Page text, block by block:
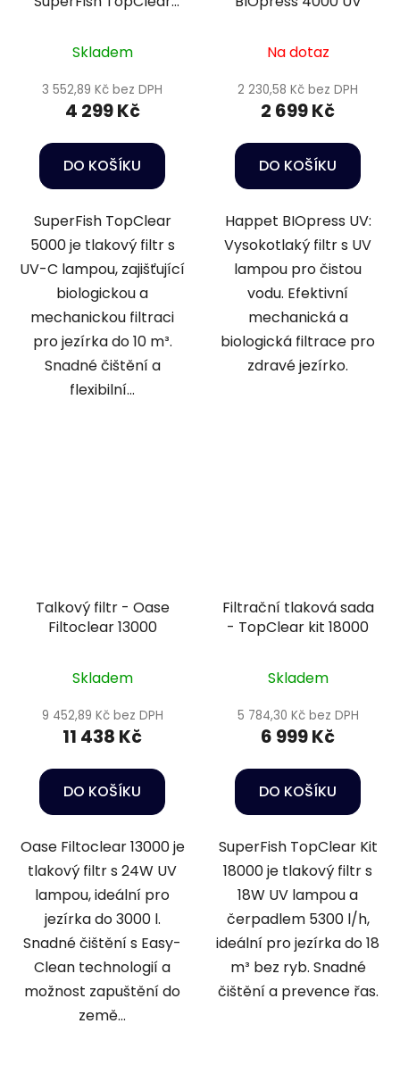
Skladem
3 552,89 Kč bez DPH
4 299 Kč
DO KOŠÍKU
SuperFish TopClear
5000 je tlakový filtr s
UV-C lampou, zajišťující
biologickou a
mechanickou filtraci
pro jezírka do 10 m³.
Snadné čištění a
flexibilní...
Na dotaz
2 230,58 Kč bez DPH
2 699 Kč
DO KOŠÍKU
Happet BIOpress UV:
Vysokotlaký filtr s UV
lampou pro čistou
vodu. Efektivní
mechanická a
biologická filtrace pro
zdravé jezírko.
Talkový filtr - Oase
Filtoclear 13000
Skladem
9 452,89 Kč bez DPH
11 438 Kč
DO KOŠÍKU
Oase Filtoclear 13000 je
tlakový filtr s 24W UV
lampou, ideální pro
jezírka do 3000 l.
Snadné čištění s Easy-
Clean technologií a
možnost zapuštění do
země...
Filtrační tlaková sada
- TopClear kit 18000
Skladem
5 784,30 Kč bez DPH
6 999 Kč
DO KOŠÍKU
SuperFish TopClear Kit
18000 je tlakový filtr s
18W UV lampou a
čerpadlem 5300 l/h,
ideální pro jezírka do 18
m³ bez ryb. Snadné
čištění a prevence řas.